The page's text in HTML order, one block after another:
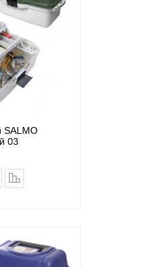
03
в закладки